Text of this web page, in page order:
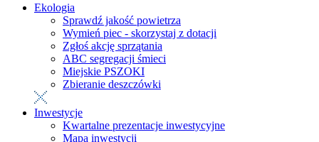
Ekologia
Sprawdź jakość powietrza
Wymień piec - skorzystaj z dotacji
Zgłoś akcję sprzątania
ABC segregacji śmieci
Miejskie PSZOKI
Zbieranie deszczówki
Inwestycje
Kwartalne prezentacje inwestycyjne
Mapa inwestycji